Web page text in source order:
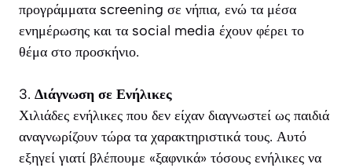
προγράμματα screening σε νήπια, ενώ τα μέσα
ενημέρωσης και τα social media έχουν φέρει το
θέμα στο προσκήνιο.
3. Διάγνωση σε Ενήλικες
Χιλιάδες ενήλικες που δεν είχαν διαγνωστεί ως παιδιά
αναγνωρίζουν τώρα τα χαρακτηριστικά τους. Αυτό
εξηγεί γιατί βλέπουμε «ξαφνικά» τόσους ενήλικες να